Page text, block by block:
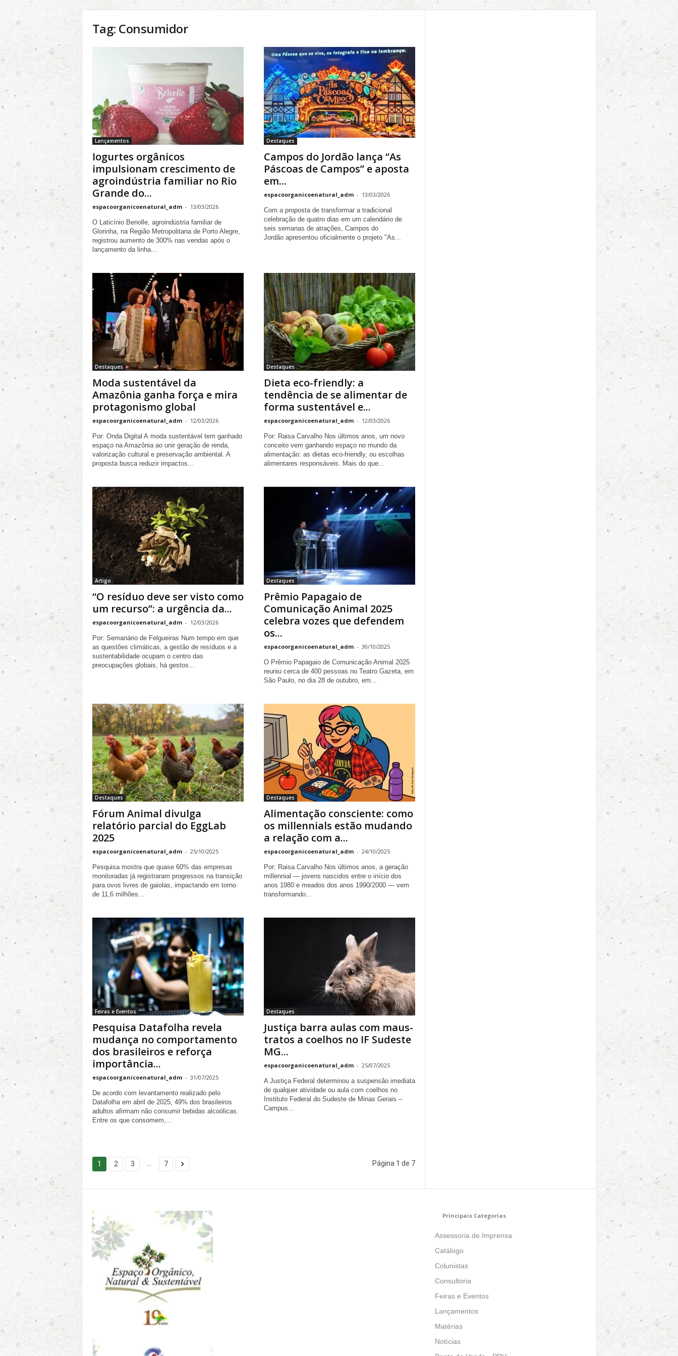
l
Tag: Consumidor
Lançamentos
Iogurtes orgânicos
impulsionam crescimento de
agroindústria familiar no Rio
Grande do...
espacoorganicoenatural_adm - 13/03/2026
O Laticínio Benolle, agroindústria familiar de
Glorinha, na Região Metropolitana de Porto Alegre,
registrou aumento de 300% nas vendas após o
lançamento da linha...
Destaques
Campos do Jordão lança “As
Páscoas de Campos” e aposta
em...
espacoorganicoenatural_adm - 13/03/2026
Com a proposta de transformar a tradicional
celebração de quatro dias em um calendário de
seis semanas de atrações, Campos do
Jordão apresentou oficialmente o projeto "As...
Destaques
Moda sustentável da
Amazônia ganha força e mira
protagonismo global
espacoorganicoenatural_adm - 12/03/2026
Por: Onda Digital A moda sustentável tem ganhado
espaço na Amazônia ao unir geração de renda,
valorização cultural e preservação ambiental. A
proposta busca reduzir impactos...
Destaques
Dieta eco-friendly: a
tendência de se alimentar de
forma sustentável e...
espacoorganicoenatural_adm - 12/03/2026
Por: Raisa Carvalho Nos últimos anos, um novo
conceito vem ganhando espaço no mundo da
alimentação: as dietas eco-friendly, ou escolhas
alimentares responsáveis. Mais do que...
Artigo
“O resíduo deve ser visto como
um recurso”: a urgência da...
espacoorganicoenatural_adm - 12/03/2026
Por: Semanário de Felgueiras Num tempo em que
as questões climáticas, a gestão de resíduos e a
sustentabilidade ocupam o centro das
preocupações globais, há gestos...
Destaques
Prêmio Papagaio de
Comunicação Animal 2025
celebra vozes que defendem
os...
espacoorganicoenatural_adm - 30/10/2025
O Prêmio Papagaio de Comunicação Animal 2025
reuniu cerca de 400 pessoas no Teatro Gazeta, em
São Paulo, no dia 28 de outubro, em...
Destaques
Fórum Animal divulga
relatório parcial do EggLab
2025
espacoorganicoenatural_adm - 25/10/2025
Pesquisa mostra que quase 60% das empresas
monitoradas já registraram progressos na transição
para ovos livres de gaiolas, impactando em torno
de 11,6 milhões...
Destaques
Alimentação consciente: como
os millennials estão mudando
a relação com a...
espacoorganicoenatural_adm - 24/10/2025
Por: Raisa Carvalho Nos últimos anos, a geração
millennial — jovens nascidos entre o início dos
anos 1980 e meados dos anos 1990/2000 — vem
transformando...
Feiras e Eventos
Pesquisa Datafolha revela
mudança no comportamento
dos brasileiros e reforça
importância...
espacoorganicoenatural_adm - 31/07/2025
De acordo com levantamento realizado pelo
Datafolha em abril de 2025, 49% dos brasileiros
adultos afirmam não consumir bebidas alcoólicas.
Entre os que consomem,...
Destaques
Justiça barra aulas com maus-
tratos a coelhos no IF Sudeste
MG...
espacoorganicoenatural_adm - 25/07/2025
A Justiça Federal determinou a suspensão imediata
de qualquer atividade ou aula com coelhos no
Instituto Federal do Sudeste de Minas Gerais –
Campus...
1 2 3 7 Página 1 de 7
Principais Categorias
Assessoria de Imprensa
Catálogo
Colunistas
Consultoria
Feiras e Eventos
Lançamentos
Matérias
Notícias